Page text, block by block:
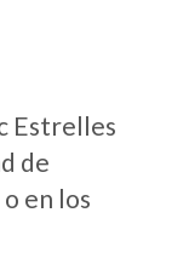
Estrelles
de
en los